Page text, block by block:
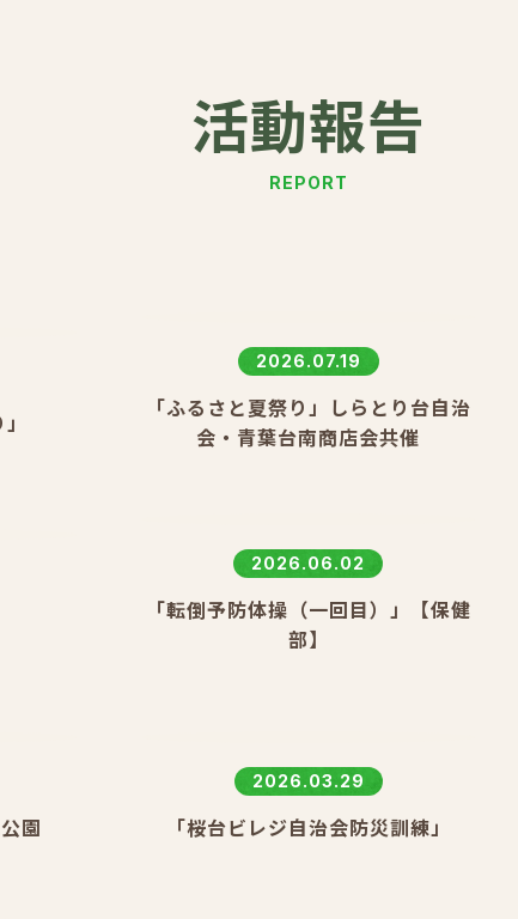
活動報告
REPORT
2026.07.19
「ふるさと夏祭り」しらとり台自治
会・青葉台南商店会共催
2026.06.02
「転倒予防体操（一回目）」【保健
部】
園
2026.03.29
「桜台ビレジ自治会防災訓練」